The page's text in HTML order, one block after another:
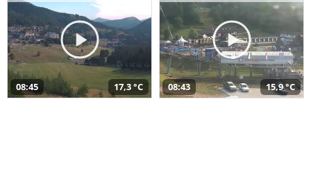
08:45 17,3 °C 08:43 15,9 °C